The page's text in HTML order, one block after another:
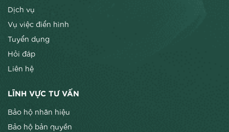
Dịch vụ
Vụ việc điển hình
Tuyển dụng
Hỏi đáp
Liên hệ
LĨNH VỰC TƯ VẤN
Bảo hộ nhãn hiệu
Bảo hộ bản quyền